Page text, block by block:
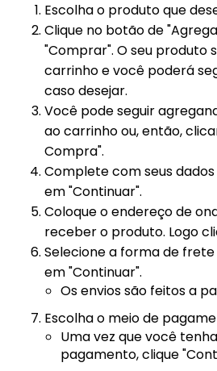
Escolha o produto que
Clique no botão de
"Comprar". O seu produto
carrinho e você poderá
caso desejar.
Você pode seguir
ao carrinho ou, então,
Compra".
Complete com seus
em "Continuar".
Coloque o endereço de
receber o produto. Logo
Selecione a forma de
em "Continuar".
Os envios são feitos a
Escolha o meio de
Uma vez que você
pagamento, clique